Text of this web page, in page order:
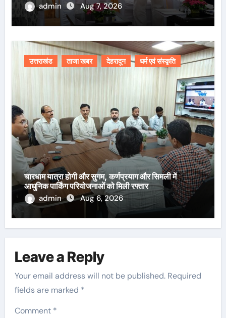
admin
Aug 7, 2026
उत्तराखंड ताजा खबर देहरादून धर्म एवं संस्कृति
चारधाम यात्रा होगी और सुगम, कर्णप्रयाग और सिमली में
आधुनिक पार्किंग परियोजनाओं को मिली रफ्तार
admin
Aug 6, 2026
Leave a Reply
Your email address will not be published. Required
fields are marked *
Comment *